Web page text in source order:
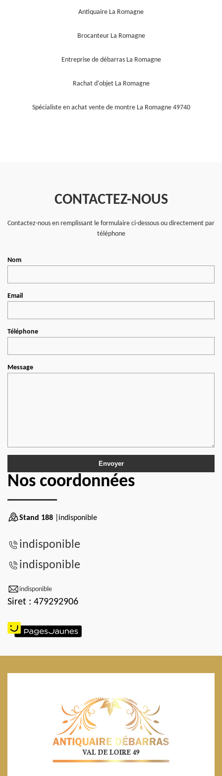
Antiquaire La Romagne
Brocanteur La Romagne
Entreprise de débarras La Romagne
Rachat d'objet La Romagne
Spécialiste en achat vente de montre La Romagne 49740
CONTACTEZ-NOUS
Contactez-nous en remplissant le formulaire ci-dessous ou directement par
téléphone
Nom
Email
Téléphone
Message
Nos coordonnées
Stand 188 |indisponible
indisponible
indisponible
indisponible
Siret : 479292906